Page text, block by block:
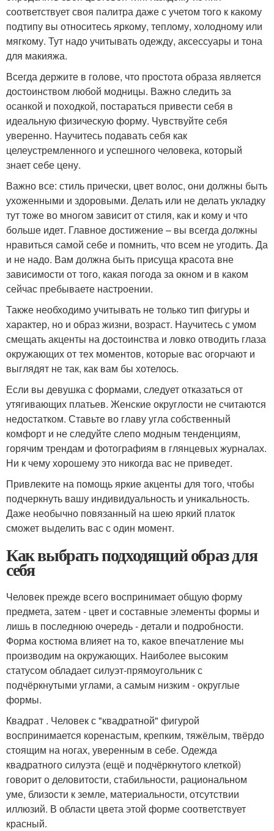
соответствует своя палитра даже с учетом того к какому
подтипу вы относитесь яркому, теплому, холодному или
мягкому. Тут надо учитывать одежду, аксессуары и тона
для макияжа.
Всегда держите в голове, что простота образа является
достоинством любой модницы. Важно следить за
осанкой и походкой, постараться привести себя в
идеальную физическую форму. Чувствуйте себя
уверенно. Научитесь подавать себя как
целеустремленного и успешного человека, который
знает себе цену.
Важно все: стиль прически, цвет волос, они должны быть
ухоженными и здоровыми. Делать или не делать укладку
тут тоже во многом зависит от стиля, как и кому и что
больше идет. Главное достижение – вы всегда должны
нравиться самой себе и помнить, что всем не угодить. Да
и не надо. Вам должна быть присуща красота вне
зависимости от того, какая погода за окном и в каком
сейчас пребываете настроении.
Также необходимо учитывать не только тип фигуры и
характер, но и образ жизни, возраст. Научитесь с умом
смещать акценты на достоинства и ловко отводить глаза
окружающих от тех моментов, которые вас огорчают и
выглядят не так, как вам бы хотелось.
Если вы девушка с формами, следует отказаться от
утягивающих платьев. Женские округлости не считаются
недостатком. Ставьте во главу угла собственный
комфорт и не следуйте слепо модным тенденциям,
горячим трендам и фотографиям в глянцевых журналах.
Ни к чему хорошему это никогда вас не приведет.
Привлеките на помощь яркие акценты для того, чтобы
подчеркнуть вашу индивидуальность и уникальность.
Даже необычно повязанный на шею яркий платок
сможет выделить вас с один момент.
Как выбрать подходящий образ для
себя
Человек прежде всего воспринимает общую форму
предмета, затем - цвет и составные элементы формы и
лишь в последнюю очередь - детали и подробности.
Форма костюма влияет на то, какое впечатление мы
производим на окружающих. Наиболее высоким
статусом обладает силуэт-прямоугольник с
подчёркнутыми углами, а самым низким - округлые
формы.
Квадрат . Человек с "квадратной" фигурой
воспринимается коренастым, крепким, тяжёлым, твёрдо
стоящим на ногах, уверенным в себе. Одежда
квадратного силуэта (ещё и подчёркнутого клеткой)
говорит о деловитости, стабильности, рациональном
уме, близости к земле, материальности, отсутствии
иллюзий. В области цвета этой форме соответствует
красный.